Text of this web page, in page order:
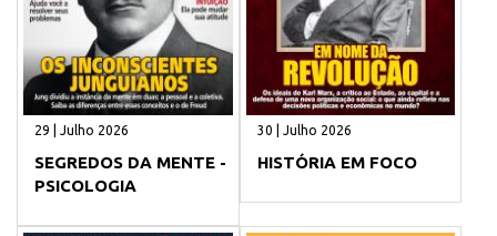
29 | Julho 2026
SEGREDOS DA MENTE -
PSICOLOGIA
30 | Julho 2026
HISTÓRIA EM FOCO